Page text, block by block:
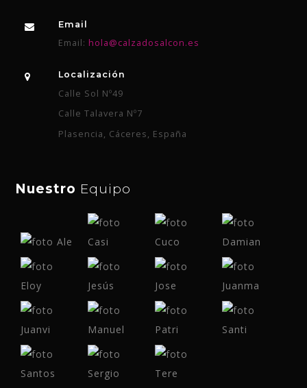
Email
Email: hola@calzadosalcon.es
Localización
Calle Sol Nº49
Calle Talavera Nº7
Plasencia, Cáceres, España
Nuestro Equipo